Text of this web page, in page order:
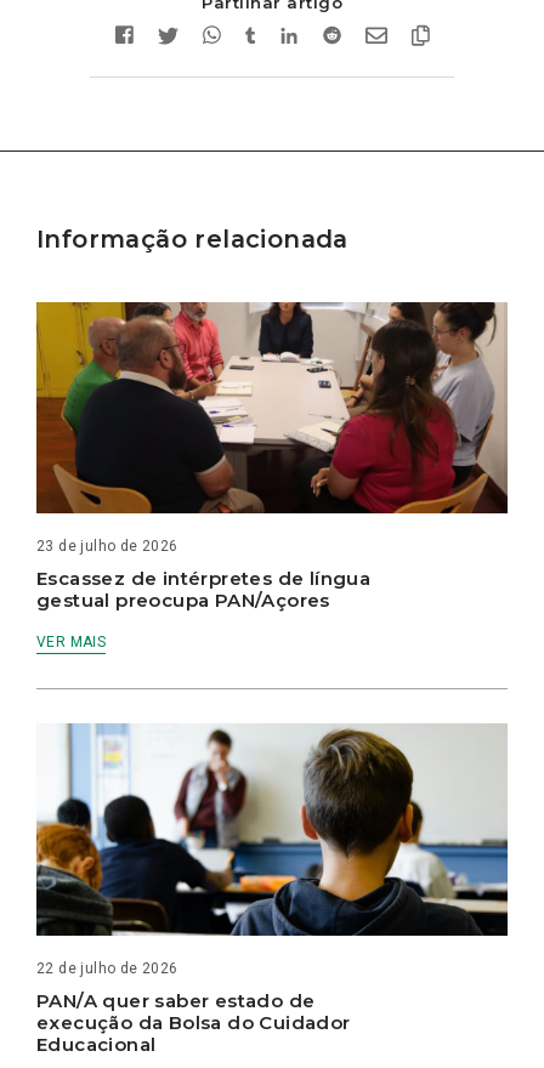
Informação relacionada
23 de julho de 2026
Escassez de intérpretes de língua
gestual preocupa PAN/Açores
VER MAIS
22 de julho de 2026
PAN/A quer saber estado de
execução da Bolsa do Cuidador
Educacional